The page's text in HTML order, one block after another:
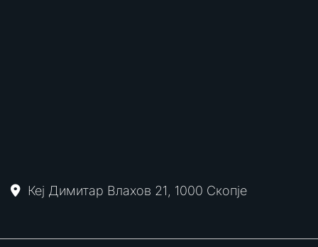
Кеј Димитар Влахов 21, 1000 Скопје